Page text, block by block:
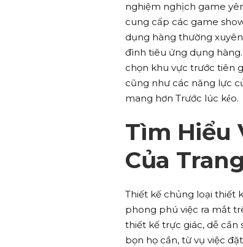
nghiệm nghịch game
cung cấp các game
dụng hàng thường
đình tiêu ứng dụng hàng.
chọn khu vực trước tiên
cũng như các năng lực
mang hơn Trước lúc kéo.
Tìm Hiểu
Của
Thiết kế chủng loại thiết
phong phú việc ra mắt
thiết kế trực giác, dễ
bọn họ cần, từ vụ việc